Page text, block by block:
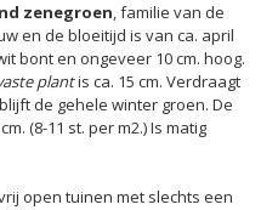
zenegroen, familie van de
en de bloeitijd is van ca. april
bont en ongeveer 10 cm. hoog.
plantis ca. 15 cm. Verdraagt
de gehele winter groen. De
(8-11 st. per m2.) Is matig
open tuinen met slechts een